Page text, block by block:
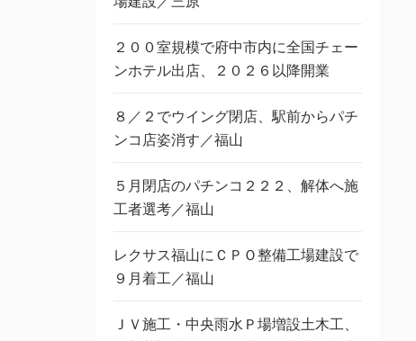
２００室規模で府中市内に全国チェー
ンホテル出店、２０２６以降開業
８／２でウイング閉店、駅前からパチ
ンコ店姿消す／福山
５月閉店のパチンコ２２２、解体へ施
工者選考／福山
レクサス福山にＣＰＯ整備工場建設で
９月着工／福山
ＪＶ施工・中央雨水Ｐ場増設土木工、